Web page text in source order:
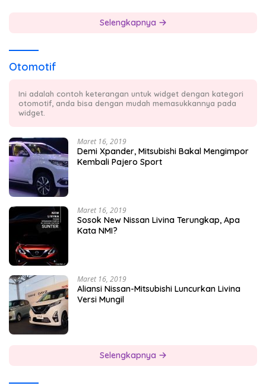
Selengkapnya
Otomotif
Ini adalah contoh keterangan untuk widget dengan kategori
otomotif, anda bisa dengan mudah memasukkannya pada
widget.
Maret 16, 2019
Demi Xpander, Mitsubishi Bakal Mengimpor
Kembali Pajero Sport
Maret 16, 2019
Sosok New Nissan Livina Terungkap, Apa
Kata NMI?
Maret 16, 2019
Aliansi Nissan-Mitsubishi Luncurkan Livina
Versi Mungil
Selengkapnya